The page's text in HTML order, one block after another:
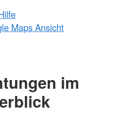
Maps Ansicht
im